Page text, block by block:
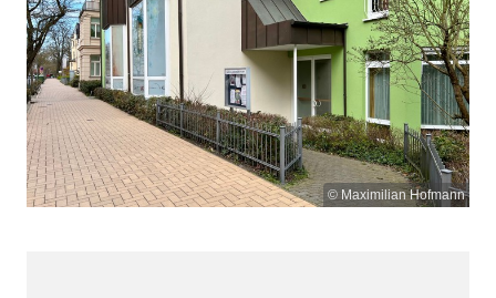
© Maximilian Hofmann